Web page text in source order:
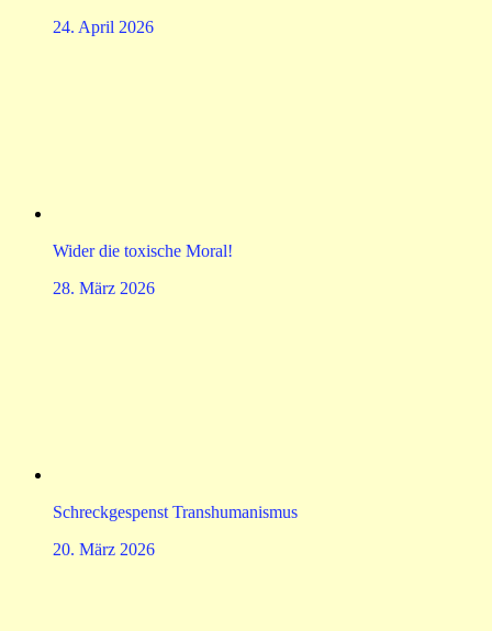
24. April 2026
Wider die toxische Moral!
28. März 2026
Schreckgespenst Transhumanismus
20. März 2026